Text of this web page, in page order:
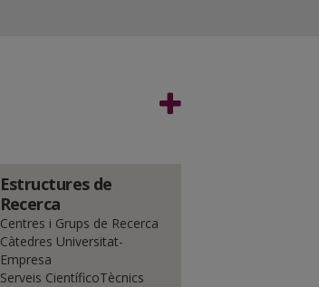
Estructures de
Recerca
Centres i Grups de Recerca
Càtedres Universitat-
Empresa
Serveis CientíficoTècnics